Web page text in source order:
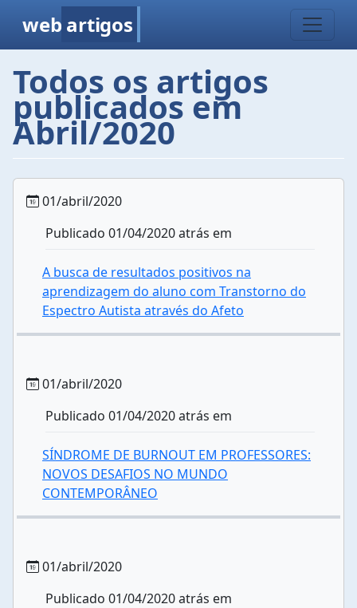
web artigos
Todos os artigos
publicados em
Abril/2020
01/abril/2020
Publicado 01/04/2020 atrás em
A busca de resultados positivos na
aprendizagem do aluno com Transtorno do
Espectro Autista através do Afeto
01/abril/2020
Publicado 01/04/2020 atrás em
SÍNDROME DE BURNOUT EM PROFESSORES:
NOVOS DESAFIOS NO MUNDO
CONTEMPORÂNEO
01/abril/2020
Publicado 01/04/2020 atrás em